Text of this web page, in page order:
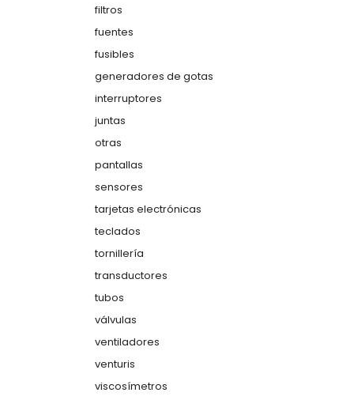
filtros
fuentes
fusibles
generadores de gotas
interruptores
juntas
otras
pantallas
sensores
tarjetas electrónicas
teclados
tornillería
transductores
tubos
válvulas
ventiladores
venturis
viscosímetros